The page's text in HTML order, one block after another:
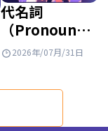
代名詞
（Pronouns）
是什麼？英文
用法與例句整
2026年/07月/31日